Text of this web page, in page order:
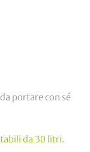
portare con sé
da 30 litri.